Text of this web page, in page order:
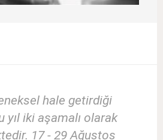
hale getirdiği
yıl iki aşamalı olarak
17 - 29 Ağustos